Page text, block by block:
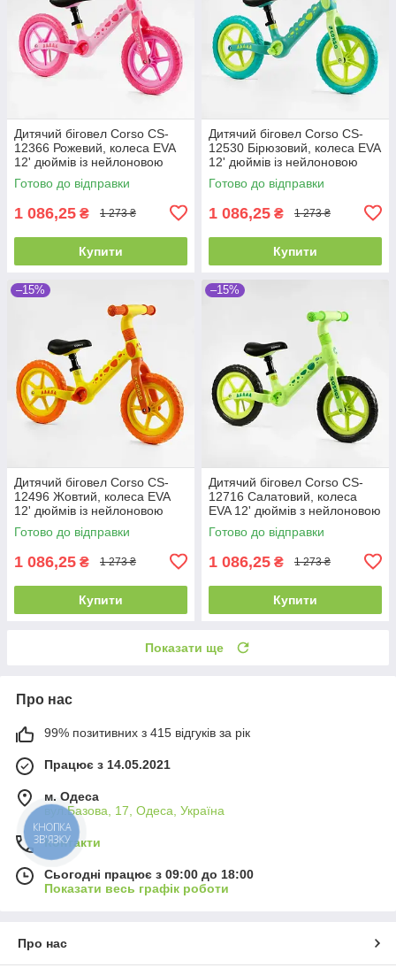
Дитячий біговел Corso CS-
12366 Рожевий, колеса EVA
12' дюймів із нейлоновою
рамою та вилкою, велобіг
Готово до відправки
1 086,25 ₴ 1 273 ₴
Купити
Дитячий біговел Corso CS-
12530 Бірюзовий, колеса EVA
12' дюймів із нейлоновою
рамою та вилкою, велобіг
Готово до відправки
1 086,25 ₴ 1 273 ₴
Купити
–15%
Дитячий біговел Corso CS-
12496 Жовтий, колеса EVA
12' дюймів із нейлоновою
рамою та вилкою, велобіг
Готово до відправки
1 086,25 ₴ 1 273 ₴
Купити
–15%
Дитячий біговел Corso CS-
12716 Салатовий, колеса
EVA 12' дюймів з нейлоновою
рамою та вилкою, велобіг
Готово до відправки
1 086,25 ₴ 1 273 ₴
Купити
Показати ще
Про нас
99% позитивних з 415 відгуків за рік
Працює з 14.05.2021
м. Одеса
вул.Базова, 17, Одеса, Україна
Контакти
Сьогодні працює з 09:00 до 18:00
Показати весь графік роботи
Про нас
КНОПКА
ЗВ'ЯЗКУ